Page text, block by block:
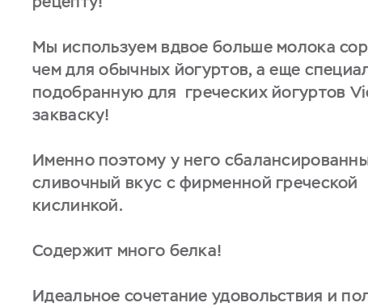
Мы используем вдвое больше молока
чем для обычных йогуртов, а еще
подобранную для греческих йогуртов
закваску!
Именно поэтому у него
сливочный вкус с фирменной греческой
кислинкой.
Содержит много белка!
Идеальное сочетание удовольствия и